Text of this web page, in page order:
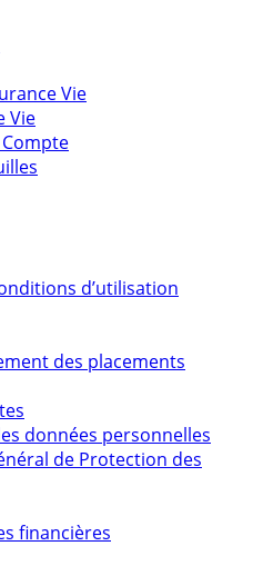
Vie
Vie
d’utilisation
des placements
données personnelles
de Protection des